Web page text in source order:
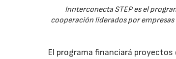
Innterconecta STEP es el
cooperación liderados por
El programa financiará